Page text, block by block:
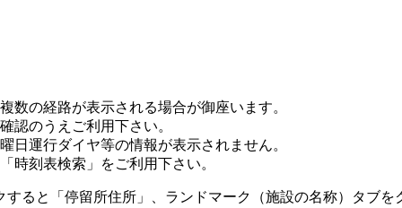
数の経路が表示される場合が御座います。
認のうえご利用下さい。
日運行ダイヤ等の情報が表示されません。
時刻表検索」をご利用下さい。
ると「停留所住所」、ランドマーク（施設の名称）タブ